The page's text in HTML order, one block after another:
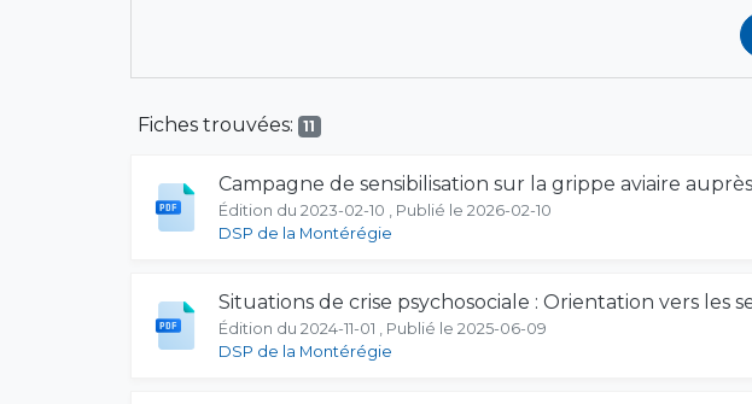
Fiches trouvées: 11
Campagne de sensibilisation sur la grippe aviaire
Édition du 2023-02-10 , Publié le 2026-02-10
DSP de la Montérégie
Situations de crise psychosociale : Orientation vers les
Édition du 2024-11-01 , Publié le 2025-06-09
DSP de la Montérégie